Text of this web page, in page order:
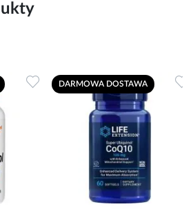
Dodaj do ulubionych
DARMOWA DOSTAWA